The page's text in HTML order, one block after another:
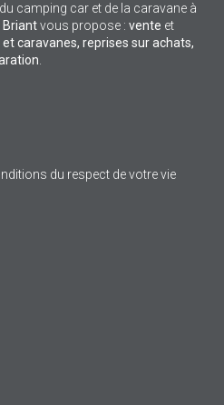
camping car et de la caravane à
Briantvous propose : vente et
caravanes, reprises sur achats,
du respect de votre vie